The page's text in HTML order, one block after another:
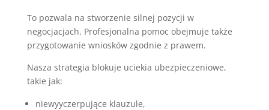
To pozwala na stworzenie silnej pozycji w
negocjacjach. Profesjonalna pomoc obejmuje także
przygotowanie wniosków zgodnie z prawem.
Nasza strategia blokuje uciekia ubezpieczeniowe,
takie jak:
niewyyczerpujące klauzule,